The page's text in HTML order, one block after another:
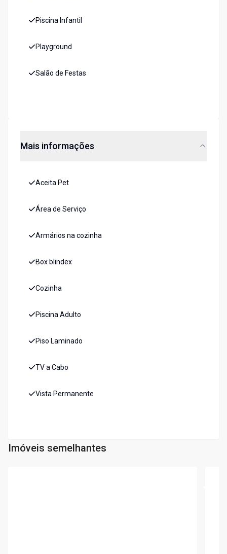
Piscina Infantil
Playground
Salão de Festas
Mais informações
Aceita Pet
Área de Serviço
Armários na cozinha
Box blindex
Cozinha
Piscina Adulto
Piso Laminado
TV a Cabo
Vista Permanente
Imóveis semelhantes